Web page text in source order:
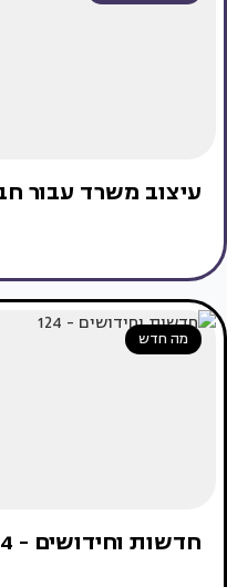
עיצוב משרד עבור
מה חדש
חדשות וחידושים - 124